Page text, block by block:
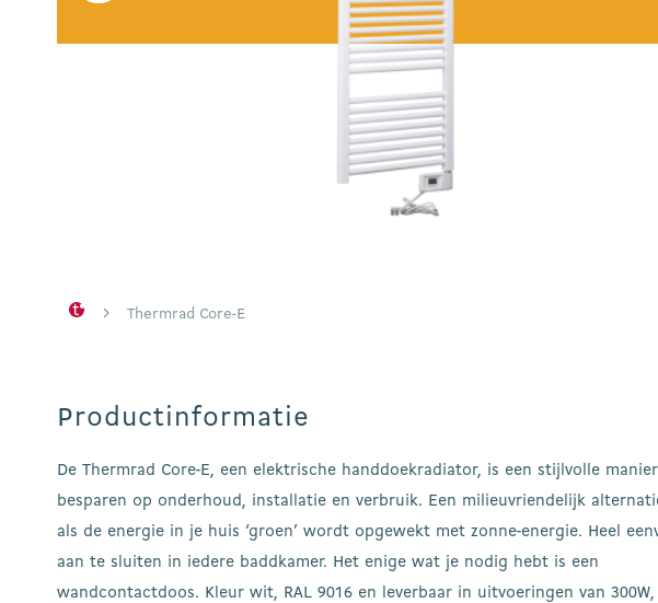
Thermrad Core-E
Productinformatie
De Thermrad Core-E, een elektrische handdoekradiator, is een stijlvolle
besparen op onderhoud, installatie en verbruik. Een milieuvriendelijk
als de energie in je huis ‘groen’ wordt opgewekt met zonne-energie. Heel
aan te sluiten in iedere baddkamer. Het enige wat je nodig hebt is een
wandcontactdoos. Kleur wit, RAL 9016 en leverbaar in uitvoeringen van 300W,